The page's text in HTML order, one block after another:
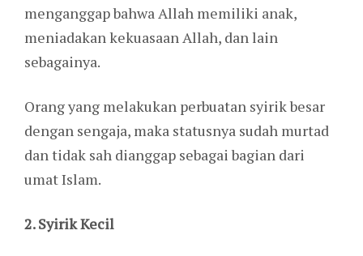
menganggap bahwa Allah memiliki anak,
meniadakan kekuasaan Allah, dan lain
sebagainya.
Orang yang melakukan perbuatan syirik besar
dengan sengaja, maka statusnya sudah murtad
dan tidak sah dianggap sebagai bagian dari
umat Islam.
2. Syirik Kecil